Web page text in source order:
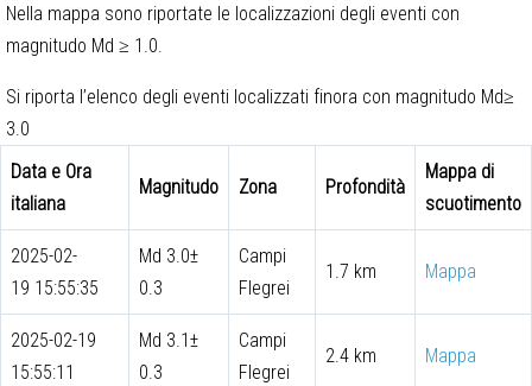
Nella mappa sono riportate le localizzazioni degli eventi con
magnitudo Md ≥ 1.0.
Si riporta l’elenco degli eventi localizzati finora con magnitudo Md≥
3.0
Data e Ora
italiana
Magnitudo Zona Profondità
Mappa di
scuotimento
2025-02-
19 15:55:35
Md 3.0±
0.3
Campi
Flegrei
1.7 km Mappa
2025-02-19
15:55:11
Md 3.1±
0.3
Campi
Flegrei
2.4 km Mappa